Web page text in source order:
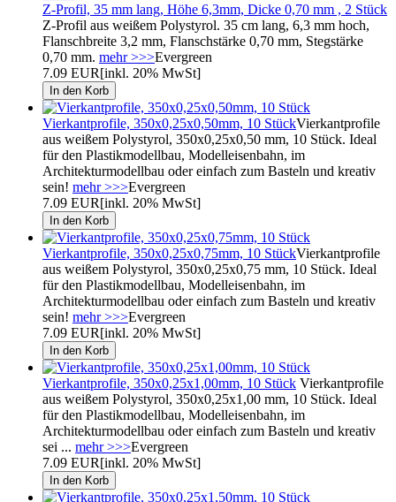
Z-Profil, 35 mm lang, Höhe 6,3mm, Dicke 0,70 mm , 2 Stück
Z-Profil aus weißem Polystyrol. 35 cm lang, 6,3 mm hoch,
Flanschbreite 3,2 mm, Flanschstärke 0,70 mm, Stegstärke
0,70 mm. mehr >>>Evergreen
7.09 EUR[inkl. 20% MwSt]
Vierkantprofile, 350x0,25x0,50mm, 10 StückVierkantprofile
aus weißem Polystyrol, 350x0,25x0,50 mm, 10 Stück. Ideal
für den Plastikmodellbau, Modelleisenbahn, im
Architekturmodellbau oder einfach zum Basteln und kreativ
sein! mehr >>>Evergreen
7.09 EUR[inkl. 20% MwSt]
Vierkantprofile, 350x0,25x0,75mm, 10 StückVierkantprofile
aus weißem Polystyrol, 350x0,25x0,75 mm, 10 Stück. Ideal
für den Plastikmodellbau, Modelleisenbahn, im
Architekturmodellbau oder einfach zum Basteln und kreativ
sein! mehr >>>Evergreen
7.09 EUR[inkl. 20% MwSt]
Vierkantprofile, 350x0,25x1,00mm, 10 Stück Vierkantprofile
aus weißem Polystyrol, 350x0,25x1,00 mm, 10 Stück. Ideal
für den Plastikmodellbau, Modelleisenbahn, im
Architekturmodellbau oder einfach zum Basteln und kreativ
sei ... mehr >>>Evergreen
7.09 EUR[inkl. 20% MwSt]